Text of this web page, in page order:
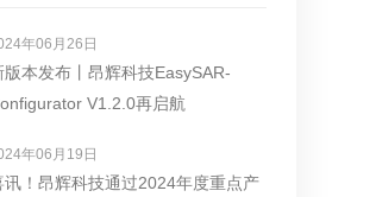
年06月26日
版本发布丨昂辉科技EasySAR-
V1.2.0再启航
年06月19日
讯！昂辉科技通过2024年度重点产